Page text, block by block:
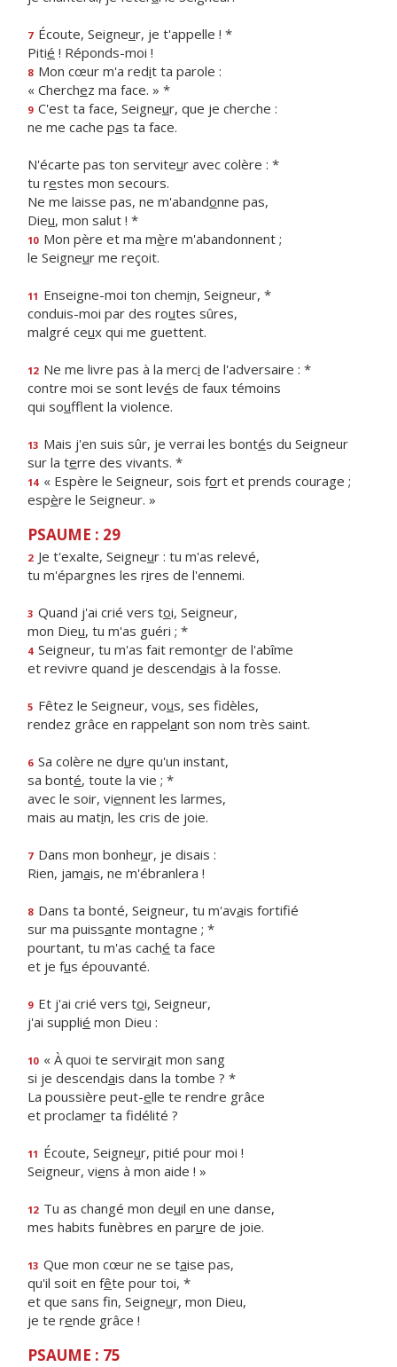
7 Écoute, Seigneur, je t'appelle ! *
Pitié ! Réponds-moi !
8 Mon cœur m'a redit ta parole :
« Cherchez ma face. » *
9 C'est ta face, Seigneur, que je cherche :
ne me cache pas ta face.
N'écarte pas ton serviteur avec colère : *
tu restes mon secours.
Ne me laisse pas, ne m'abandonne pas,
Dieu, mon salut ! *
10 Mon père et ma mère m'abandonnent ;
le Seigneur me reçoit.
11 Enseigne-moi ton chemin, Seigneur, *
conduis-moi par des routes sûres,
malgré ceux qui me guettent.
12 Ne me livre pas à la merci de l'adversaire : *
contre moi se sont levés de faux témoins
qui soufflent la violence.
13 Mais j'en suis sûr, je verrai les bontés du Seigneur
sur la terre des vivants. *
14 « Espère le Seigneur, sois fort et prends courage ;
espère le Seigneur. »
PSAUME : 29
2 Je t'exalte, Seigneur : tu m'as relevé,
tu m'épargnes les rires de l'ennemi.
3 Quand j'ai crié vers toi, Seigneur,
mon Dieu, tu m'as guéri ; *
4 Seigneur, tu m'as fait remonter de l'abîme
et revivre quand je descendais à la fosse.
5 Fêtez le Seigneur, vous, ses fidèles,
rendez grâce en rappelant son nom très saint.
6 Sa colère ne dure qu'un instant,
sa bonté, toute la vie ; *
avec le soir, viennent les larmes,
mais au matin, les cris de joie.
7 Dans mon bonheur, je disais :
Rien, jamais, ne m'ébranlera !
8 Dans ta bonté, Seigneur, tu m'avais fortifié
sur ma puissante montagne ; *
pourtant, tu m'as caché ta face
et je fus épouvanté.
9 Et j'ai crié vers toi, Seigneur,
j'ai supplié mon Dieu :
10 « À quoi te servirait mon sang
si je descendais dans la tombe ? *
La poussière peut-elle te rendre grâce
et proclamer ta fidélité ?
11 Écoute, Seigneur, pitié pour moi !
Seigneur, viens à mon aide ! »
12 Tu as changé mon deuil en une danse,
mes habits funèbres en parure de joie.
13 Que mon cœur ne se taise pas,
qu'il soit en fête pour toi, *
et que sans fin, Seigneur, mon Dieu,
je te rende grâce !
PSAUME : 75